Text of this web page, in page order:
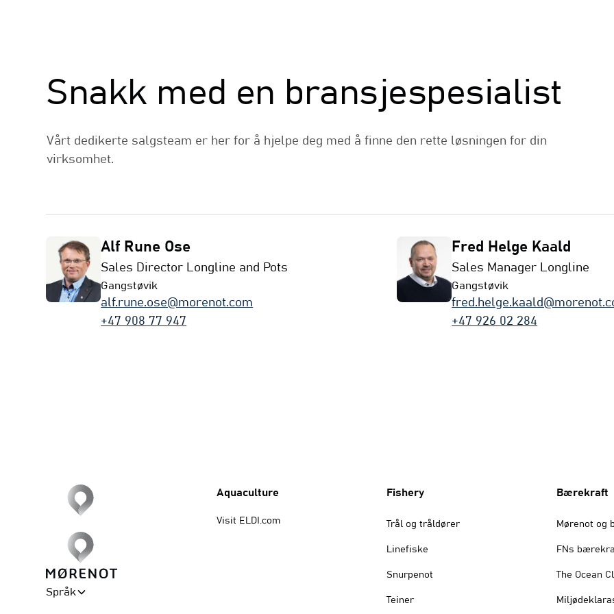
Snakk med en bransjespesialist
Vårt dedikerte salgsteam er her for å hjelpe deg med å finne den rette løsningen for din
virksomhet.
Alf Rune Ose
Sales Director Longline and Pots
Gangstøvik
alf.rune.ose@morenot.com
+47 908 77 947
Fred Helge Kaald
Sales Manager Longline
Gangstøvik
+47 926 02 284
Språk
Aquaculture
Visit ELDI.com
Fishery
Trål og tråldører
Linefiske
Snurpenot
Teiner
Bærekraft
Mørenot og
FNs
The Ocean